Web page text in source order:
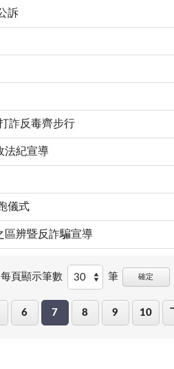
訴
詐反毒齊步行
法紀宣導
儀式
區辨暨反詐騙宣導
每頁顯示筆數 筆 確定
6 7 8 9 10